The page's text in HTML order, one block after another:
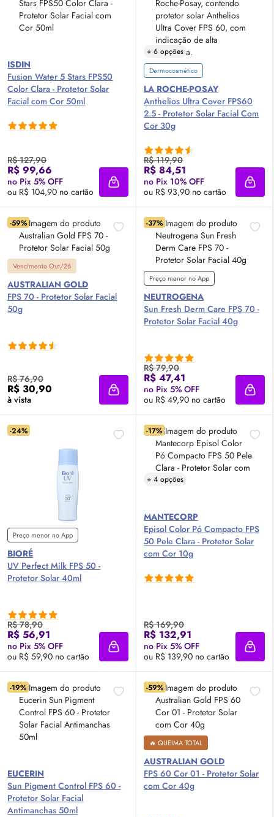
ISDIN
Fusion Water 5 Stars FPS50
Color Clara - Protetor Solar
Facial com Cor 50ml
R$ 127,90
R$ 99,66
no Pix 5% OFF
ou R$ 104,90 no cartão
Adicionar à sacola
+ 6 opções
Dermocosmético
LA ROCHE-POSAY
Anthelios Ultra Cover FPS60
2.5 - Protetor Solar Facial Com
Cor 30g
R$ 119,90
R$ 84,51
no Pix 10% OFF
ou R$ 93,90 no cartão
-59%
Vencimento Out/26
AUSTRALIAN GOLD
FPS 70 - Protetor Solar Facial
50g
R$ 76,90
R$ 30,90
à vista Adicionar à sacola
-37%
Preço menor no App
NEUTROGENA
Sun Fresh Derm Care FPS 70 -
Protetor Solar Facial 40g
R$ 79,90
R$ 47,41
no Pix 5% OFF
ou R$ 49,90 no cartão
-24%
Preço menor no App
BIORÉ
UV Perfect Milk FPS 50 -
Protetor Solar 40ml
R$ 78,90
R$ 56,91
no Pix 5% OFF
ou R$ 59,90 no cartão
Adicionar à sacola
-17%
+ 4 opções
MANTECORP
Episol Color Pó Compacto FPS
50 Pele Clara - Protetor Solar
com Cor 10g
R$ 169,90
R$ 132,91
no Pix 5% OFF
ou R$ 139,90 no cartão
-19%
EUCERIN
Sun Pigment Control FPS 60 -
Protetor Solar Facial
Antimanchas 50ml
-59%
🔥 QUEIMA TOTAL
AUSTRALIAN GOLD
FPS 60 Cor 01 - Protetor Solar
com Cor 40g